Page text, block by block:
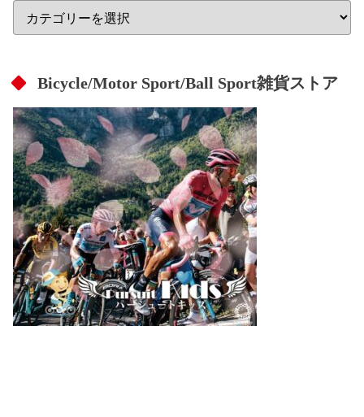
Bicycle/Motor Sport/Ball Sport雑貨ストア